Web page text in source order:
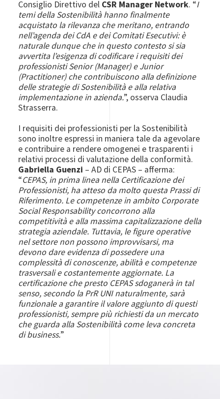
Consiglio Direttivo del CSR Manager Network. “I
temi della Sostenibilità hanno finalmente
acquistato la rilevanza che meritano, entrando
nell’agenda dei CdA e dei Comitati Esecutivi: è
naturale dunque che in questo contesto si sia
avvertita l’esigenza di codificare i requisiti dei
professionisti Senior (Manager) e Junior
(Practitioner) che contribuiscono alla definizione
delle strategie di Sostenibilità e alla relativa
implementazione in azienda.”, osserva Claudia
Strasserra.
I requisiti dei professionisti per la Sostenibilità
sono inoltre espressi in maniera tale da agevolare
e contribuire a rendere omogenei e trasparenti i
relativi processi di valutazione della conformità.
Gabriella Guenzi – AD di CEPAS – afferma:
“CEPAS, in prima linea nella Certificazione dei
Professionisti, ha atteso da molto questa Prassi di
Riferimento. Le competenze in ambito Corporate
Social Responsability concorrono alla
competitività e alla massima capitalizzazione della
strategia aziendale. Tuttavia, le figure operative
nel settore non possono improvvisarsi, ma
devono dare evidenza di possedere una
complessità di conoscenze, abilità e competenze
trasversali e costantemente aggiornate. La
certificazione che presto CEPAS sdoganerà in tal
senso, secondo la PrR UNI naturalmente, sarà
funzionale a garantire il valore aggiunto di questi
professionisti, sempre più richiesti da un mercato
che guarda alla Sostenibilità come leva concreta
di business.”